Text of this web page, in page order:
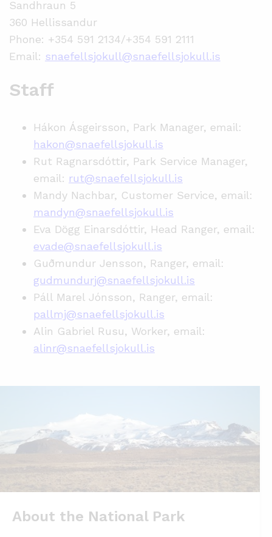
Sandhraun 5
360 Hellissandur
Phone: +354 591 2134/+354 591 2111
Email: snaefellsjokull@snaefellsjokull.is
Staff
Hákon Ásgeirsson, Park Manager, email:
hakon@snaefellsjokull.is
Rut Ragnarsdóttir, Park Service Manager,
email: rut@snaefellsjokull.is
Mandy Nachbar, Customer Service, email:
mandyn@snaefellsjokull.is
Eva Dögg Einarsdóttir, Head Ranger, email:
evade@snaefellsjokull.is
Guðmundur Jensson, Ranger, email:
gudmundurj@snaefellsjokull.is
Páll Marel Jónsson, Ranger, email:
pallmj@snaefellsjokull.is
Alin Gabriel Rusu, Worker, email:
alinr@snaefellsjokull.is
About the National Park